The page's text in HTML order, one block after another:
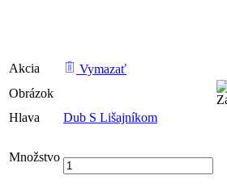
Akcia
Vymazať
Obrázok
Hlava
Dub S Lišajníkom
Množstvo